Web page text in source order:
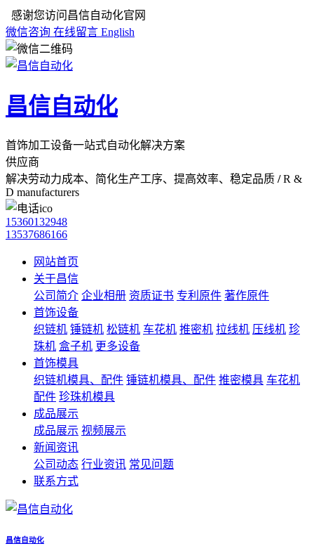
感谢您访问昌信自动化官网
微信咨询 在线留言 English
昌信自动化
首饰加工设备一站式自动化解决方案
供应商
解决劳动力成本、简化生产工序、提高效率、稳定品质 / R &
D manufacturers
15360132948
13537686166
网站首页
关于昌信
公司简介 企业相册 资质证书 专利原件 著作原件
首饰设备
织链机 锤链机 松链机 车花机 推密机 拉线机 压线机 珍
珠机 盒子机 更多设备
首饰模具
织链机模具、配件 锤链机模具、配件 推密模具 车花机
配件 珍珠机模具
成品展示
成品展示 视频展示
新闻资讯
公司动态 行业资讯 常见问题
联系方式
昌信自动化